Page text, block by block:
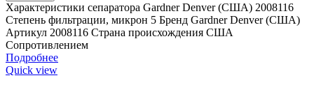
Характеристики сепаратора Gardner Denver (США) 2008116
Степень фильтрации, микрон 5 Бренд Gardner Denver (США)
Артикул 2008116 Страна происхождения США
Сопротивлением
Подробнее
Quick view